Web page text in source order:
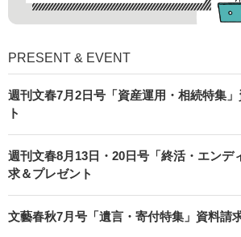
PRESENT & EVENT
週刊文春7月2日号「資産運用・相続特集
ト
週刊文春8月13日・20日号「終活・エンデ
求＆プレゼント
文藝春秋7月号「遺言・寄付特集」資料請